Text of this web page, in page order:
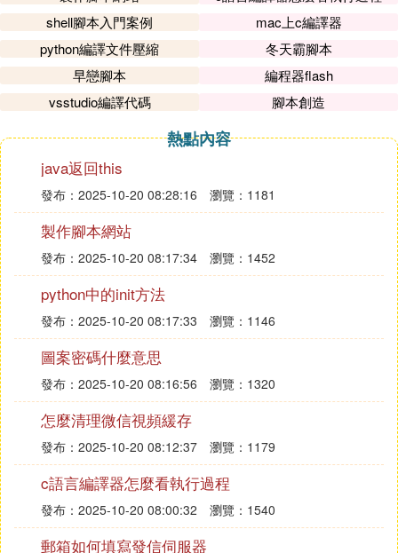
case cmd
命令是 setoutput XXXX
OUTPUT=XXXX
命令是 starttrans
nc -l port_B > "$tmpfile"
mv $tmpfile $OUTPUT
done
A 伺服器上寫成傳輸腳本sendfile需要一個參數：
# sendfile filename
#!/bin/bash
filename="$1"
portA=12345
portB=99999
B_IP=192.168.1.167
echo setoutput 」$filename「|nc B_IP portB -s port
echo starttrans|nc B_IP portB -s portA
nc B_IP portB -s portA<"$filename"
C. shell和shell腳本 有什麼區別啊
shell腳本入門案例
mac上c編譯器
python編譯文件壓縮
冬天霸腳本
早戀腳本
編程器flash
vsstudio編譯代碼
腳本創造
熱點內容
java返回this
發布：2025-10-20 08:28:16 瀏覽：1181
製作腳本網站
發布：2025-10-20 08:17:34 瀏覽：1452
python中的init方法
發布：2025-10-20 08:17:33 瀏覽：1146
圖案密碼什麼意思
發布：2025-10-20 08:16:56 瀏覽：1320
怎麼清理微信視頻緩存
發布：2025-10-20 08:12:37 瀏覽：1179
c語言編譯器怎麼看執行過程
發布：2025-10-20 08:00:32 瀏覽：1540
郵箱如何填寫發信伺服器